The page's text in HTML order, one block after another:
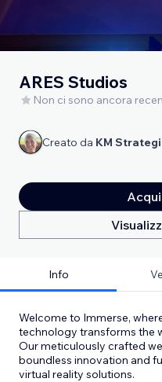
ARES Studios
Non ci sono ancora
Creato da KM
Info
Welcome to Immerse,
technology transforms the
Our meticulously crafted
boundless innovation and
virtual reality solutions.